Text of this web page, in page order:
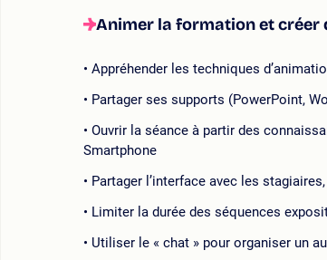
Animer la formation et créer
Appréhender les techniques
Partager ses supports (PowerPoint,
Ouvrir la séance à partir des
Smartphone
Partager l’interface avec les
Limiter la durée des séquences
Utiliser le « chat » pour organiser un